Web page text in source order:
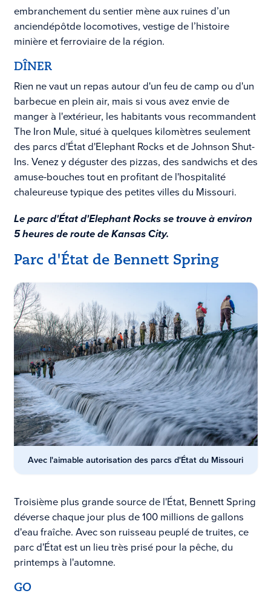
embranchement du sentier mène aux ruines d’un
anciendépôtde locomotives, vestige de l’histoire
minière et ferroviaire de la région.
DÎNER
Rien ne vaut un repas autour d'un feu de camp ou d'un
barbecue en plein air, mais si vous avez envie de
manger à l'extérieur, les habitants vous recommandent
The Iron Mule, situé à quelques kilomètres seulement
des parcs d'État d'Elephant Rocks et de Johnson Shut-
Ins. Venez y déguster des pizzas, des sandwichs et des
amuse-bouches tout en profitant de l'hospitalité
chaleureuse typique des petites villes du Missouri.
Le parc d'État d'Elephant Rocks se trouve à environ
5 heures de route de Kansas City.
Parc d'État de Bennett Spring
Avec l'aimable autorisation des parcs d'État du Missouri
Troisième plus grande source de l'État, Bennett Spring
déverse chaque jour plus de 100 millions de gallons
d'eau fraîche. Avec son ruisseau peuplé de truites, ce
parc d'État est un lieu très prisé pour la pêche, du
printemps à l'automne.
GO